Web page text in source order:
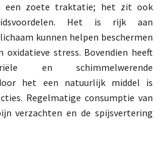
een zoete traktatie; het zit ook
Het is rijk aan
kunnen helpen beschermen
stress. Bovendien heeft
en schimmelwerende
het een natuurlijk middel is
Regelmatige consumptie van
verzachten en de spijsvertering